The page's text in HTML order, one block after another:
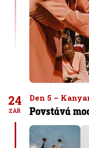
24
ZÁŘ
Den 5 –
Povstává